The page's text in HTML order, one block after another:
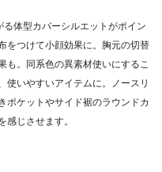
体型カバーシルエットがポイン
をつけて小顔効果に。胸元の切替
も。同系色の異素材使いにするこ
使いやすいアイテムに。ノースリ
ポケットやサイド裾のラウンドカ
感じさせます。